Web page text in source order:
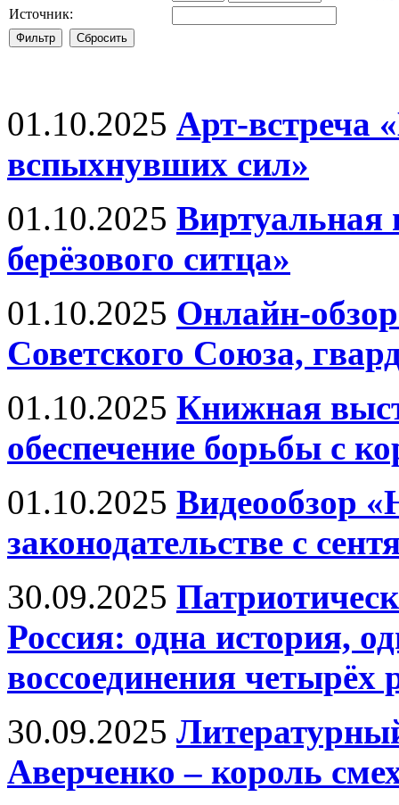
Источник:
01.10.2025 Арт-встреча
вспыхнувших сил»
01.10.2025 Виртуальная
берёзового ситца»
01.10.2025 Онлайн-
Советского Союза,
01.10.2025 Книжная
обеспечение борьбы с
01.10.2025 Видеообзор
законодательстве с
30.09.2025
Россия: одна история,
воссоединения четырёх
30.09.2025
Аверченко – король